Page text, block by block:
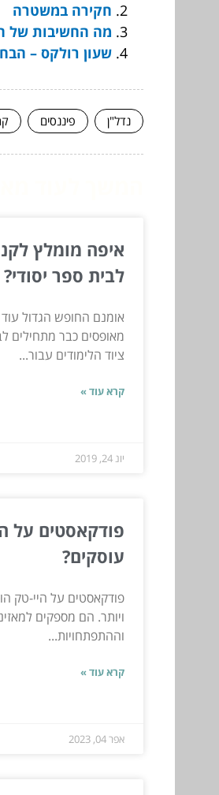
חקירה במשטרה
מה החשיבות של
שעון רולקס –
נדל"ן פיננסים
איפה מומלץ
לבית ספר יסודי?
אומנם החופש הגדול
מאופסים כבר מתחילים
ציוד הלימודים עבור...
קרא עוד »
יונ 24, 2019
פודקאסטים על
עוסקים?
פודקאסטים על היי-טק
ויותר. הם מספקים
וההתפתחויות...
קרא עוד »
אפר 04, 2023